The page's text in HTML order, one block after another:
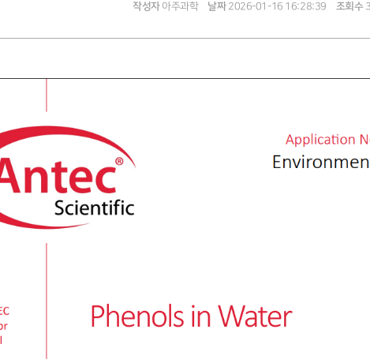
작성자아주과학 날짜2026-01-16 16:28:39 조회수